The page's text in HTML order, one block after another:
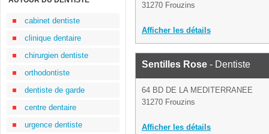
cabinet dentiste
clinique dentaire
chirurgien dentiste
orthodontiste
dentiste de garde
centre dentaire
urgence dentiste
31270 Frouzins
Afficher les détails
Sentilles Rose - Dentiste
64 BD DE LA MEDITERRANEE
31270 Frouzins
Afficher les détails